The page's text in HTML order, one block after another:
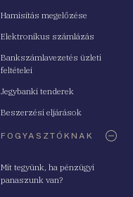
Hamisítás megelőzése
Elektronikus számlázás
Bankszámlavezetés üzleti
feltételei
Jegybanki tenderek
Beszerzési eljárások
FOGYASZTÓKNAK
Mit tegyünk, ha pénzügyi
panaszunk van?